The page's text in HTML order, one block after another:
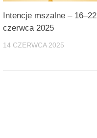
Intencje mszalne – 16–22
czerwca 2025
14 CZERWCA 2025